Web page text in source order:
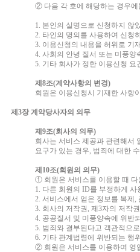
② 다음 각 호에 해당하는 경우에
1. 본인의 실명으로 신청하지 않
2. 타인의 명의를 사용하여 신청
3. 이용신청의 내용을 허위로 기
4. 사회의 안녕 질서 또는 미풍양
5. 기타 회사가 정한 이용신청 요
제8조(계약사항의 변경)
회원은 이용신청시 기재한 사항
제3장 계약당사자의 의무
제9조(회사의 의무)
회사는 서비스 제공과 관련해서
요구가 있는 경우, 범죄에 대한
제10조(회원의 의무)
① 회원은 서비스를 이용할 때 다
1. 다른 회원의 ID를 부정하게 사
2. 서비스에서 얻은 정보를 복제,
3. 회사의 저작권, 제3자의 저작
4. 공공질서 및 미풍양속에 위반
5. 범죄와 결부된다고 객관적으
6. 기타 관계법령에 위반되는 행위
② 회원은 서비스를 이용하여 영